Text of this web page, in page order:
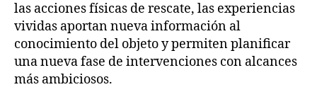
las acciones físicas de rescate, las experiencias
vividas aportan nueva información al
conocimiento del objeto y permiten planificar
una nueva fase de intervenciones con alcances
más ambiciosos.